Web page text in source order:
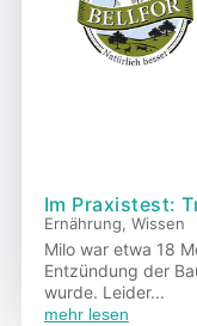
Im Praxistest:
Ernährung, Wissen
Milo war etwa 18
Entzündung der
wurde. Leider...
mehr lesen